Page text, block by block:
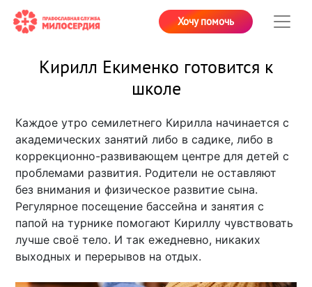
Хочу помочь
Кирилл Екименко готовится к
школе
Каждое утро семилетнего Кирилла начинается с
академических занятий либо в садике, либо в
коррекционно-развивающем центре для детей с
проблемами развития. Родители не оставляют
без внимания и физическое развитие сына.
Регулярное посещение бассейна и занятия с
папой на турнике помогают Кириллу чувствовать
лучше своё тело. И так ежедневно, никаких
выходных и перерывов на отдых.